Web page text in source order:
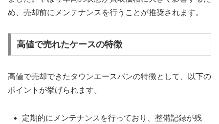
め、売却前にメンテナンスを行うことが推奨されます。
高値で売れたケースの特徴
高値で売却できたタウンエースバンの特徴として、以下の
ポイントが挙げられます。
定期的にメンテナンスを行っており、整備記録が残